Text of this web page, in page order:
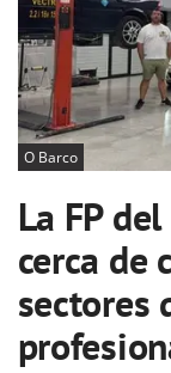
O Barco
La FP
cerca de
sectores